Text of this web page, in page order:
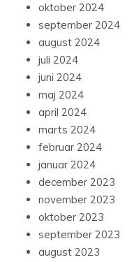
oktober 2024
september 2024
august 2024
juli 2024
juni 2024
maj 2024
april 2024
marts 2024
februar 2024
januar 2024
december 2023
november 2023
oktober 2023
september 2023
august 2023